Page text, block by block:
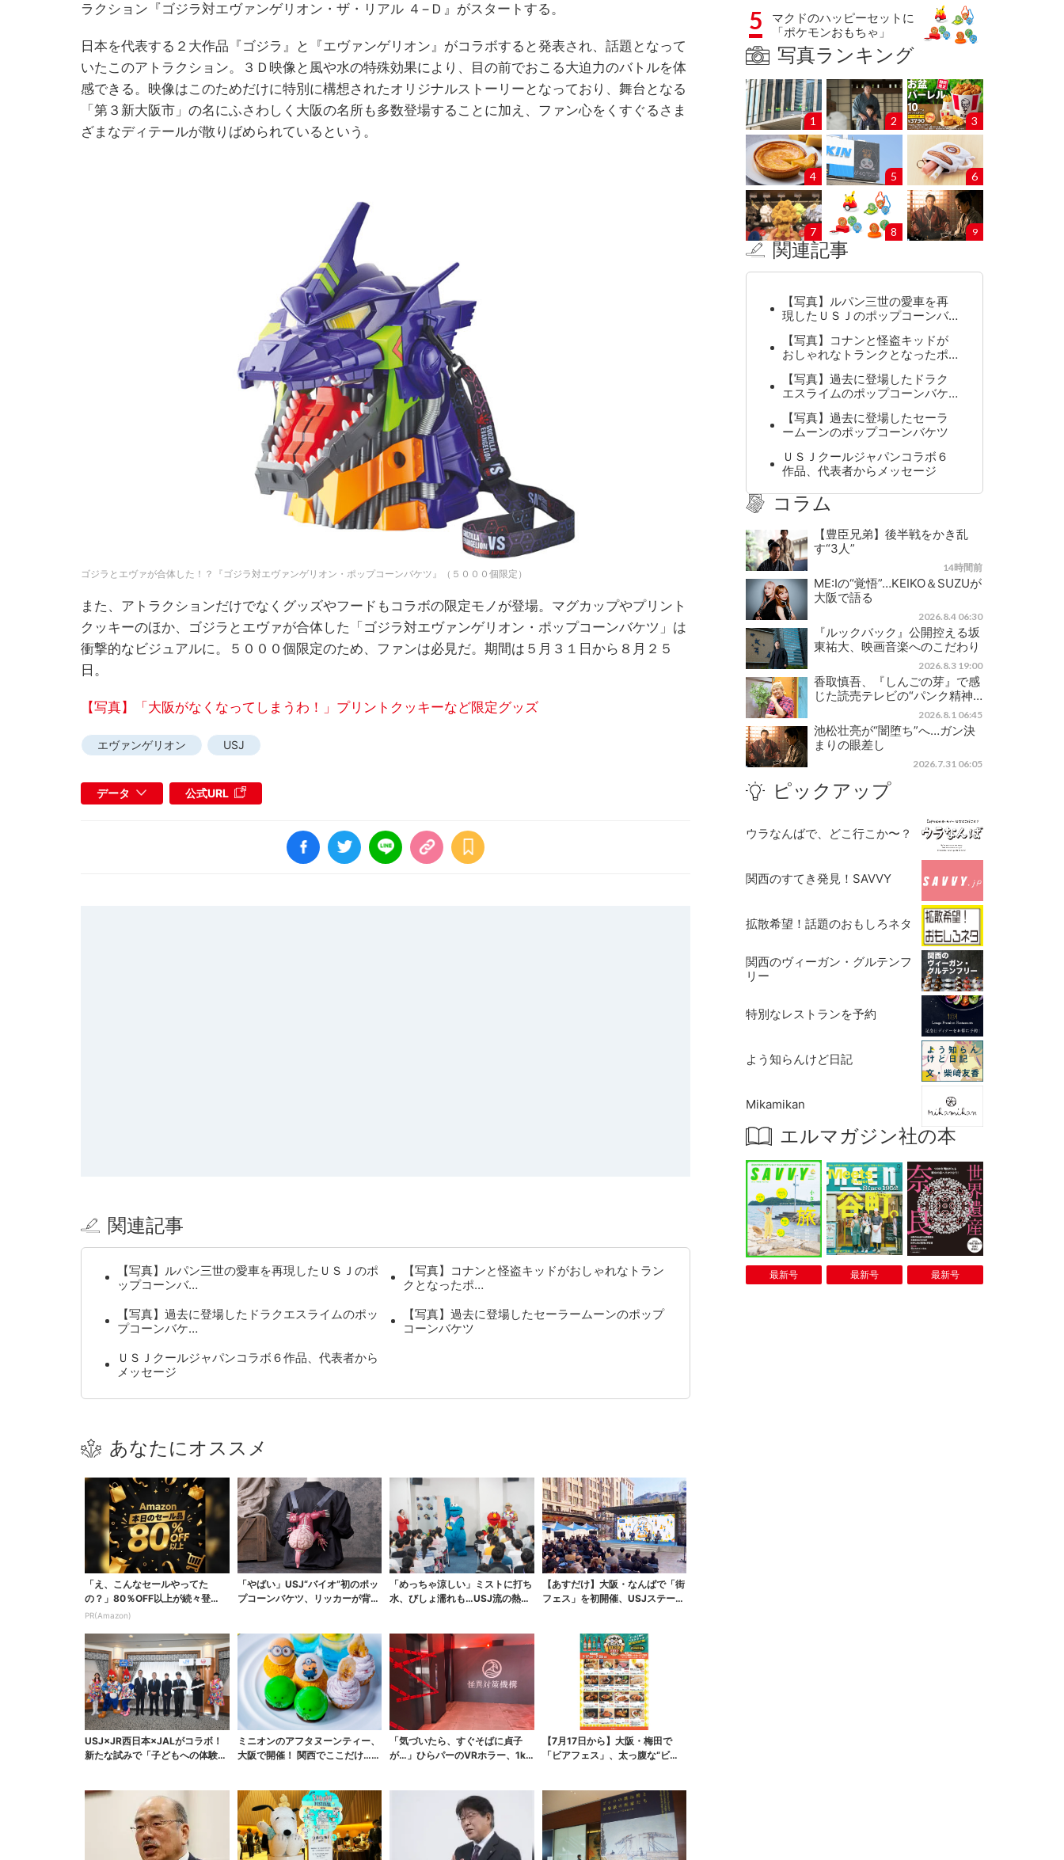
ラクション『ゴジラ対エヴァンゲリオン・ザ・リアル ４−Ｄ』がスタートする。
日本を代表する２大作品『ゴジラ』と『エヴァンゲリオン』がコラボすると発表され、話題となって
いたこのアトラクション。３Ｄ映像と風や水の特殊効果により、目の前でおこる大迫力のバトルを体
感できる。映像はこのためだけに特別に構想されたオリジナルストーリーとなっており、舞台となる
「第３新大阪市」の名にふさわしく大阪の名所も多数登場することに加え、ファン心をくすぐるさま
ざまなディテールが散りばめられているという。
ゴジラとエヴァが合体した！？『ゴジラ対エヴァンゲリオン・ポップコーンバケツ』（５０００個限定）
また、アトラクションだけでなくグッズやフードもコラボの限定モノが登場。マグカップやプリント
クッキーのほか、ゴジラとエヴァが合体した「ゴジラ対エヴァンゲリオン・ポップコーンバケツ」は
衝撃的なビジュアルに。５０００個限定のため、ファンは必見だ。期間は５月３１日から８月２５
日。
【写真】「大阪がなくなってしまうわ！」プリントクッキーなど限定グッズ
エヴァンゲリオン USJ
データ 公式URL
関連記事
【写真】ルパン三世の愛車を再現したＵＳＪのポ
ップコーンバ…
【写真】コナンと怪盗キッドがおしゃれなトラン
クとなったポ…
【写真】過去に登場したドラクエスライムのポッ
プコーンバケ…
【写真】過去に登場したセーラームーンのポップ
コーンバケツ
ＵＳＪクールジャパンコラボ６作品、代表者から
メッセージ
あなたにオススメ
「え、こんなセールやってた
の？」80％OFF以上が続々登
場！Amazonの本気が...
PR(Amazon)
「やばい」USJ“バイオ”初のポッ
プコーンバケツ、リッカーが背中
「めっちゃ涼しい」ミストに打ち
水、びしょ濡れも…USJ流の熱中
【あすだけ】大阪・なんばで「街
フェス」を初開催、USJステージ
USJ×JR西日本×JALがコラボ！
新たな試みで「子どもへの体験機
ミニオンのアフタヌーンティー、
大阪で開催！ 関西でここだけ…そ
「気づいたら、すぐそばに貞子
が…」ひらパーのVRホラー、1k
【7月17日から】大阪・梅田で
「ビアフェス」、太っ腹な“ビー
5
マクドのハッピーセットに
「ポケモンおもちゃ」
写真ランキング
1 2 3
4 5 6
7 8 9
関連記事
【写真】ルパン三世の愛車を再
現したＵＳＪのポップコーンバ…
【写真】コナンと怪盗キッドが
おしゃれなトランクとなったポ…
【写真】過去に登場したドラク
エスライムのポップコーンバケ…
【写真】過去に登場したセーラ
ームーンのポップコーンバケツ
ＵＳＪクールジャパンコラボ６
作品、代表者からメッセージ
コラム
【豊臣兄弟】後半戦をかき乱
す“3人”
14時間前
ME:Iの“覚悟”…KEIKO＆SUZUが
大阪で語る
2026.8.4 06:30
『ルックバック』公開控える坂
東祐大、映画音楽へのこだわり
2026.8.3 19:00
香取慎吾、『しんごの芽』で感
じた読売テレビの“パンク精神…
2026.8.1 06:45
池松壮亮が“闇堕ち”へ…ガン決
まりの眼差し
2026.7.31 06:05
ピックアップ
ウラなんばで、どこ行こか〜？
関西のすてき発見！SAVVY
拡散希望！話題のおもしろネタ
関西のヴィーガン・グルテンフ
リー
特別なレストランを予約
よう知らんけど日記
Mikamikan
エルマガジン社の本
最新号 最新号 最新号